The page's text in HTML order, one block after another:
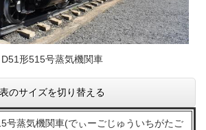
D51形515号蒸気機関車
表のサイズを切り替える
号蒸気機関車(でぃーごじゅういちがたご